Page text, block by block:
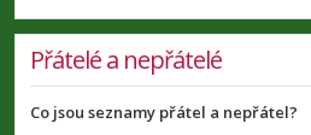
Přátelé a nepřátelé
Co jsou seznamy přátel a nepřátel?